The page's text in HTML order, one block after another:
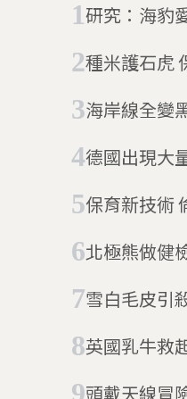
研究：海豹
種米護石虎
海岸線全變黑 阿拉斯加出現萬隻
德國出現大量海豹
保育新技術
北極熊做健
英國乳牛救